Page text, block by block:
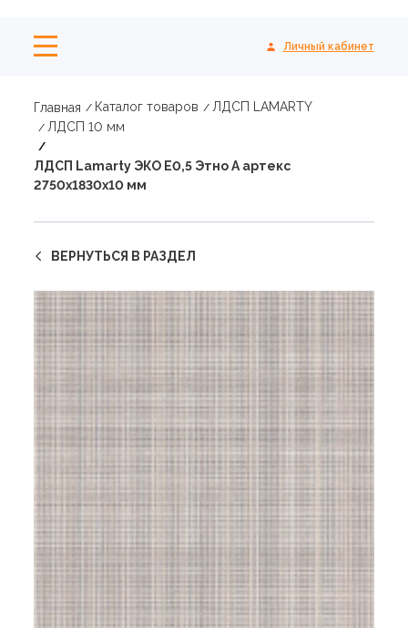
Личный кабинет
Главная Каталог товаров
ЛДСП LAMARTY
ЛДСП 10 мм
ЛДСП Lamarty ЭКО E0,5 Этно A артекс
2750х1830х10 мм
ВЕРНУТЬСЯ В РАЗДЕЛ